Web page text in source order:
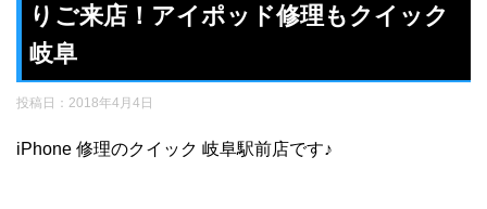
りご来店！アイポッド修理もクイック
岐阜
投稿日： 2018年4月4日
iPhone 修理のクイック 岐阜駅前店です♪